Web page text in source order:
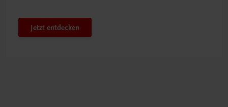
Jetzt entdecken